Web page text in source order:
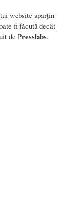
website aparțin
fi făcută decât
de Presslabs.